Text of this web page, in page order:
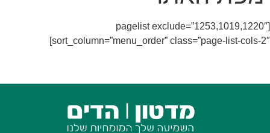
[pagelist exclude=”1253,1019,1220″
sort_column=”menu_order” class=”page-list-cols-2″]